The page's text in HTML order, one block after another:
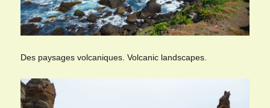
Des paysages volcaniques. Volcanic landscapes.